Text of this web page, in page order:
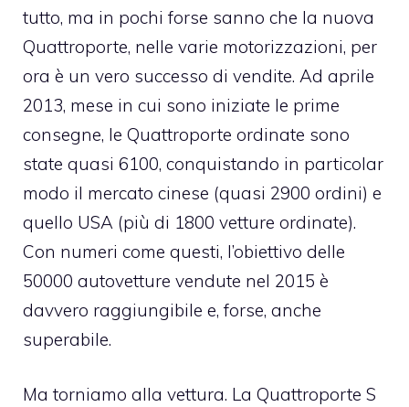
tutto, ma in pochi forse sanno che la nuova
Quattroporte, nelle varie motorizzazioni, per
ora è un vero successo di vendite. Ad aprile
2013, mese in cui sono iniziate le prime
consegne, le Quattroporte ordinate sono
state quasi 6100, conquistando in particolar
modo il mercato cinese (quasi 2900 ordini) e
quello USA (più di 1800 vetture ordinate).
Con numeri come questi, l’obiettivo delle
50000 autovetture vendute nel 2015 è
davvero raggiungibile e, forse, anche
superabile.
Ma torniamo alla vettura. La Quattroporte S